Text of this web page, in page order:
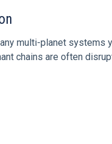
multi-planet systems
chains are often